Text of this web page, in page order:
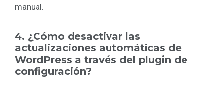
manual.
4. ¿Cómo desactivar las
actualizaciones automáticas de
WordPress a través del plugin de
configuración?